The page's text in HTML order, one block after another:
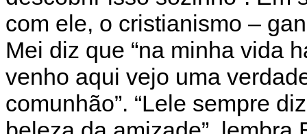
com ele, o cristianismo –
Mei diz que “na minha vida
venho aqui vejo uma
comunhão”. “Lele sempre